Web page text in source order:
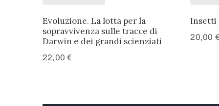
Evoluzione. La lotta per la
sopravvivenza sulle tracce di
Darwin e dei grandi scienziati
22,00€
Insetti
20,00